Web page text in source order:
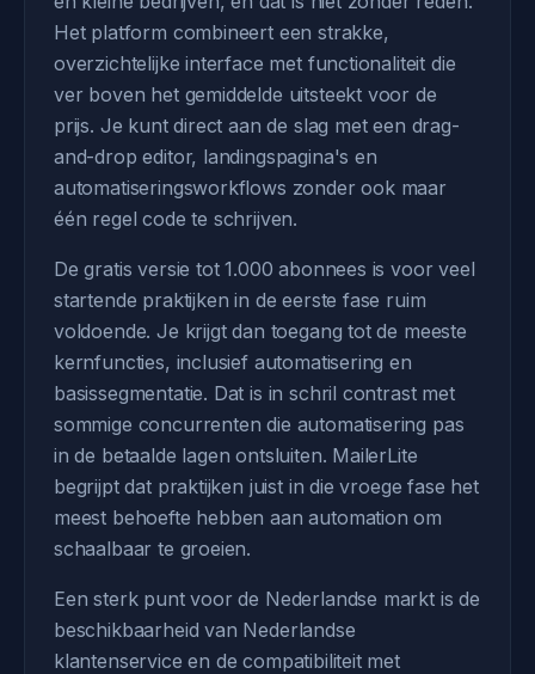
Het platform combineert een strakke,
overzichtelijke interface met functionaliteit die
ver boven het gemiddelde uitsteekt voor de
prijs. Je kunt direct aan de slag met een drag-
and-drop editor, landingspagina's en
automatiseringsworkflows zonder ook maar
één regel code te schrijven.
De gratis versie tot 1.000 abonnees is voor veel
startende praktijken in de eerste fase ruim
voldoende. Je krijgt dan toegang tot de meeste
kernfuncties, inclusief automatisering en
basissegmentatie. Dat is in schril contrast met
sommige concurrenten die automatisering pas
in de betaalde lagen ontsluiten. MailerLite
begrijpt dat praktijken juist in die vroege fase het
meest behoefte hebben aan automation om
schaalbaar te groeien.
Een sterk punt voor de Nederlandse markt is de
beschikbaarheid van Nederlandse
klantenservice en de compatibiliteit met